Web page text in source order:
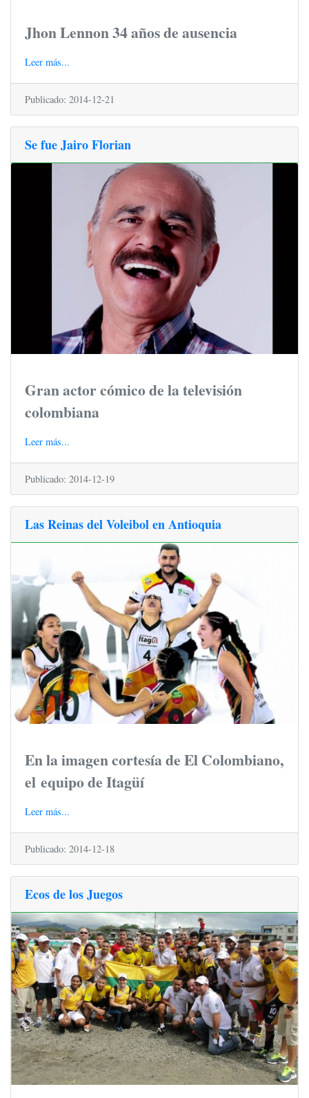
Jhon Lennon 34 años de ausencia
Leer más...
Publicado: 2014-12-21
Se fue Jairo Florian
Gran actor cómico de la televisión
colombiana
Leer más...
Publicado: 2014-12-19
Las Reinas del Voleibol en Antioquia
En la imagen cortesía de El Colombiano,
el equipo de Itagüí
Leer más...
Publicado: 2014-12-18
Ecos de los Juegos